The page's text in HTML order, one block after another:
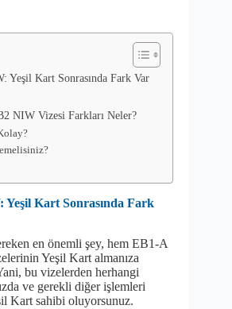
Yeşil Kart Sonrasında Fark Var
NIW Vizesi Farkları Neler?
Kart Sonrasında Fark
en önemli şey, hem EB1-A
Yeşil Kart almanıza
bu vizelerden herhangi
ve gerekli diğer işlemleri
Kart sahibi oluyorsunuz.